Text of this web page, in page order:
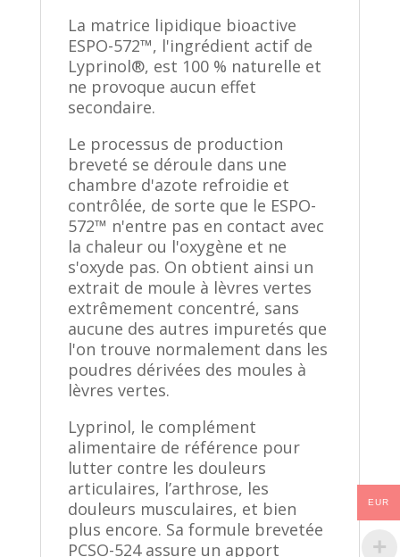
La matrice lipidique bioactive
ESPO-572™, l'ingrédient actif de
Lyprinol®, est 100 % naturelle et
ne provoque aucun effet
secondaire.
Le processus de production
breveté se déroule dans une
chambre d'azote refroidie et
contrôlée, de sorte que le ESPO-
572™ n'entre pas en contact avec
la chaleur ou l'oxygène et ne
s'oxyde pas. On obtient ainsi un
extrait de moule à lèvres vertes
extrêmement concentré, sans
aucune des autres impuretés que
l'on trouve normalement dans les
poudres dérivées des moules à
lèvres vertes.
Lyprinol, le complément
alimentaire de référence pour
lutter contre les douleurs
articulaires, l’arthrose, les
douleurs musculaires, et bien
plus encore. Sa formule brevetée
PCSO-524 assure un apport
EUR